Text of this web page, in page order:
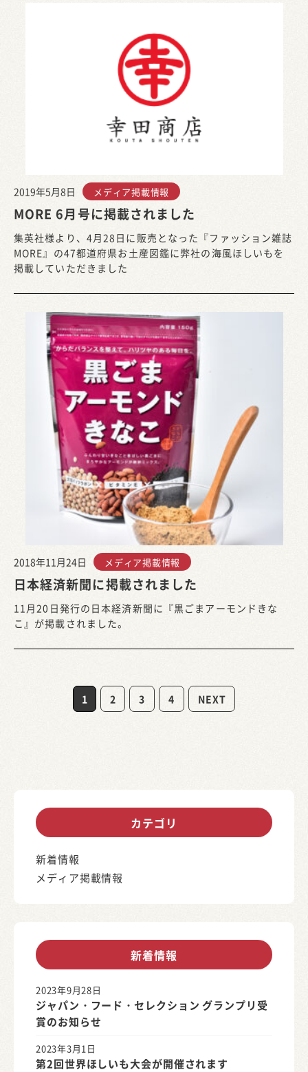
2019年5月8日 メディア掲載情報
MORE 6月号に掲載されました
集英社様より、4月28日に販売となった『ファッション雑誌
MORE』の47都道府県お土産図鑑に弊社の海風ほしいもを
掲載していただきました
2018年11月24日 メディア掲載情報
日本経済新聞に掲載されました
11月20日発行の日本経済新聞に『黒ごまアーモンドきな
こ』が掲載されました。
1 2 3 4 NEXT
カテゴリ
新着情報
メディア掲載情報
新着情報
2023年9月28日
ジャパン・フード・セレクション グランプリ受
賞のお知らせ
2023年3月1日
第2回世界ほしいも大会が開催されます